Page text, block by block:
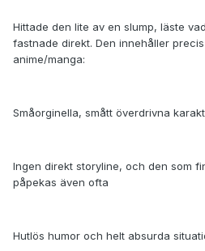
Hittade den lite av en slump, läste
fastnade direkt. Den innehåller
anime/manga:
Småorginella, smått överdrivna
Ingen direkt storyline, och den som
påpekas även ofta
Hutlös humor och helt absurda